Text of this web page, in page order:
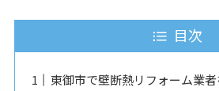
目次
東御市で壁断熱リフォーム業